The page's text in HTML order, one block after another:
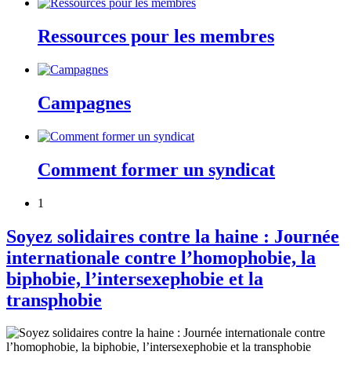
Ressources pour les membres
Campagnes
Comment former un syndicat
1
Soyez solidaires contre la haine : Journée
internationale contre l’homophobie, la
biphobie, l’intersexephobie et la
transphobie